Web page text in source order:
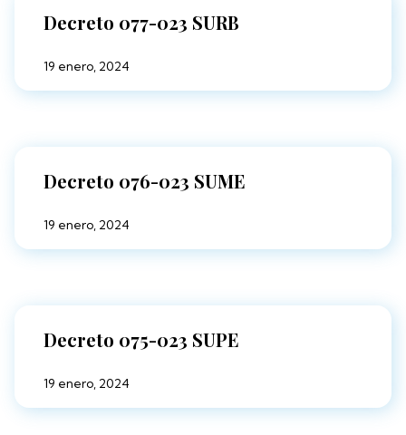
Decreto 077-023 SURB
19 enero, 2024
Decreto 076-023 SUME
19 enero, 2024
Decreto 075-023 SUPE
19 enero, 2024